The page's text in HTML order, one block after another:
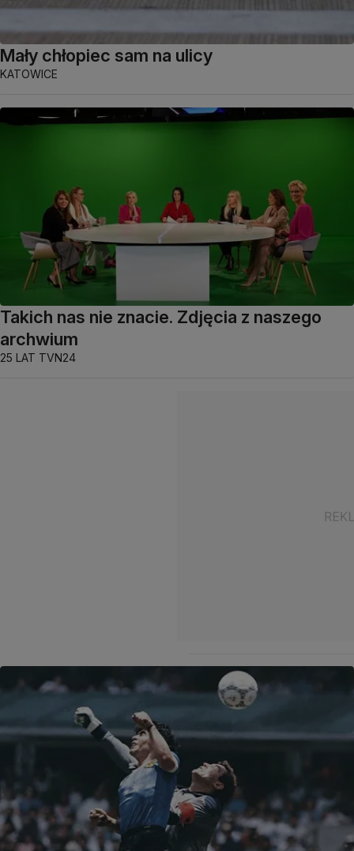
Mały chłopiec sam na ulicy
KATOWICE
Takich nas nie znacie. Zdjęcia z naszego
archwium
25 LAT TVN24